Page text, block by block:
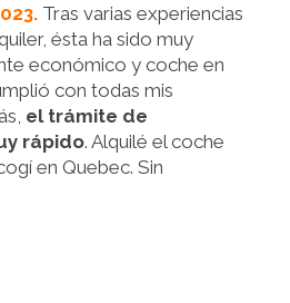
Tras varias experiencias
ésta ha sido muy
económico y coche en
con todas mis
el trámite de
rápido. Alquilé el coche
en Quebec. Sin